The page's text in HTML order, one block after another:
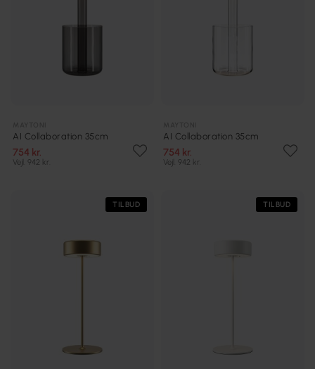
AI Collaboration 35cm
754 kr.
Vejl. 942 kr.
AI Collaboration 35cm
754 kr.
Vejl. 942 kr.
TILBUD TILBUD